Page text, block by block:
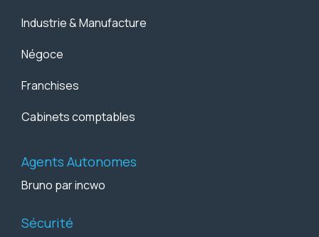
Industrie & Manufacture
Négoce
Franchises
Cabinets comptables
Agents Autonomes
Bruno par incwo
Sécurité